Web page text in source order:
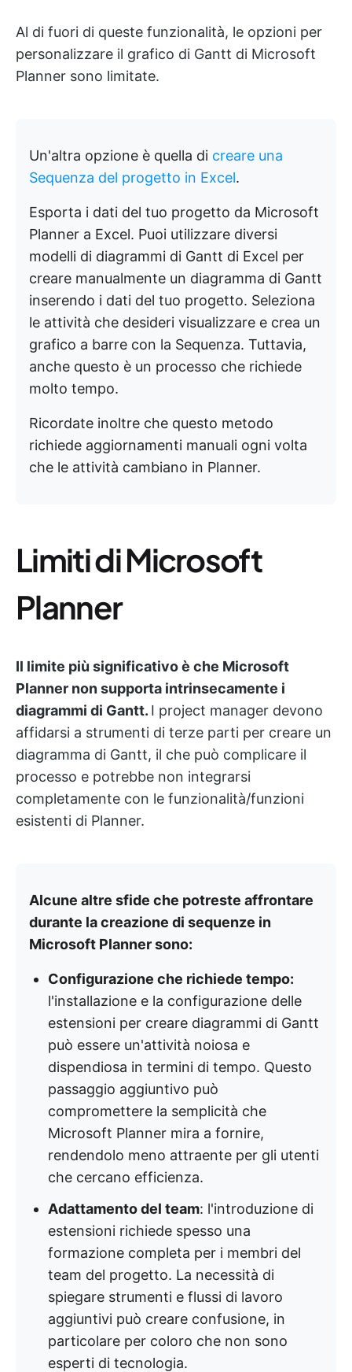
Al di fuori di queste funzionalità, le opzioni per
personalizzare il grafico di Gantt di Microsoft
Planner sono limitate.
Un'altra opzione è quella di creare una
Sequenza del progetto in Excel.
Esporta i dati del tuo progetto da Microsoft
Planner a Excel. Puoi utilizzare diversi
modelli di diagrammi di Gantt di Excel per
creare manualmente un diagramma di Gantt
inserendo i dati del tuo progetto. Seleziona
le attività che desideri visualizzare e crea un
grafico a barre con la Sequenza. Tuttavia,
anche questo è un processo che richiede
molto tempo.
Ricordate inoltre che questo metodo
richiede aggiornamenti manuali ogni volta
che le attività cambiano in Planner.
Limiti di Microsoft
Planner
Il limite più significativo è che Microsoft
Planner non supporta intrinsecamente i
diagrammi di Gantt. I project manager devono
affidarsi a strumenti di terze parti per creare un
diagramma di Gantt, il che può complicare il
processo e potrebbe non integrarsi
completamente con le funzionalità/funzioni
esistenti di Planner.
Alcune altre sfide che potreste affrontare
durante la creazione di sequenze in
Microsoft Planner sono:
Configurazione che richiede tempo:
l'installazione e la configurazione delle
estensioni per creare diagrammi di Gantt
può essere un'attività noiosa e
dispendiosa in termini di tempo. Questo
passaggio aggiuntivo può
compromettere la semplicità che
Microsoft Planner mira a fornire,
rendendolo meno attraente per gli utenti
che cercano efficienza.
Adattamento del team: l'introduzione di
estensioni richiede spesso una
formazione completa per i membri del
team del progetto. La necessità di
spiegare strumenti e flussi di lavoro
aggiuntivi può creare confusione, in
particolare per coloro che non sono
esperti di tecnologia.